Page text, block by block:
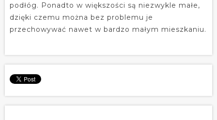
podłóg. Ponadto w większości są niezwykle małe,
dzięki czemu można bez problemu je
przechowywać nawet w bardzo małym mieszkaniu.